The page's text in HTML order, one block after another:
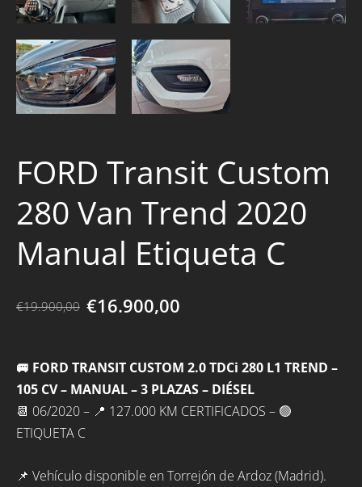
FORD Transit Custom
280 Van Trend 2020
Manual Etiqueta C
€19.900,00 €16.900,00
🚐 FORD TRANSIT CUSTOM 2.0 TDCi 280 L1 TREND –
105 CV – MANUAL – 3 PLAZAS – DIÉSEL
📆 06/2020 – 📍 127.000 KM CERTIFICADOS – 🟢
ETIQUETA C
📌 Vehículo disponible en Torrejón de Ardoz (Madrid).